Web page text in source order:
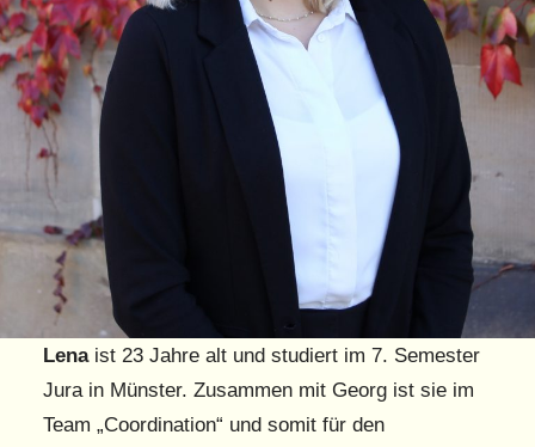
Lenaist 23 Jahre alt und studiert im 7. Semester
Jura in Münster. Zusammen mit Georg ist sie im
Team „Coordination“ und somit für den